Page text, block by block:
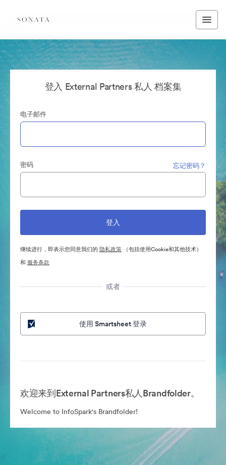
登入 External Partners 私人 档案集
电子邮件
密码 忘记密码？
继续进行，即表示您同意我们的 隐私政策 （包括使用Cookie和其他技术）
和 服务条款
或者
使用 Smartsheet 登录
欢迎来到External Partners私人Brandfolder。
Welcome to InfoSpark's Brandfolder!